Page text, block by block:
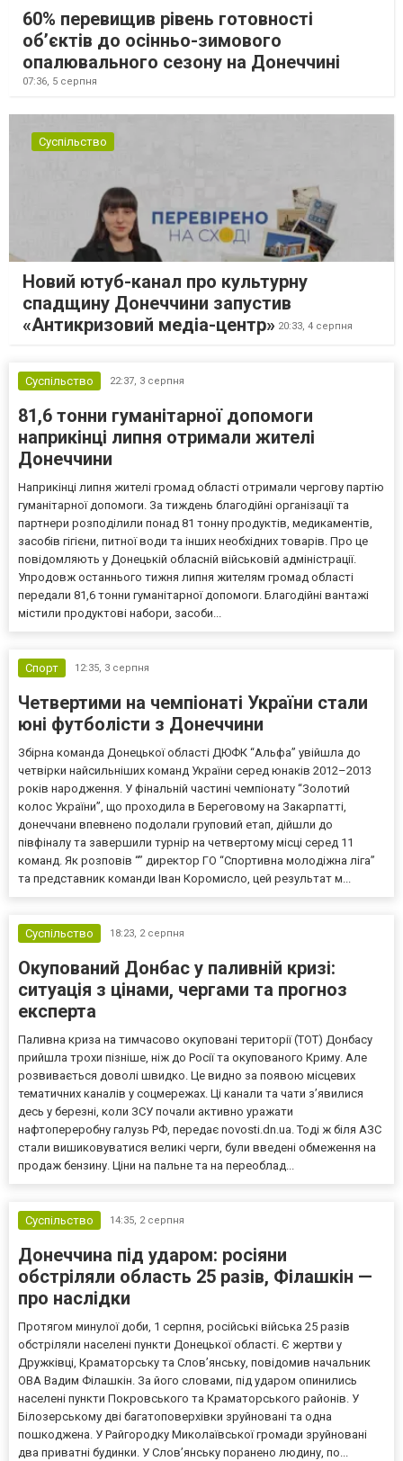
60% перевищив рівень готовності
об’єктів до осінньо-зимового
опалювального сезону на Донеччині
07:36, 5 серпня
Суспільство
Новий ютуб-канал про культурну
спадщину Донеччини запустив
«Антикризовий медіа-центр» 20:33, 4 серпня
Суспільство 22:37, 3 серпня
81,6 тонни гуманітарної допомоги
наприкінці липня отримали жителі
Донеччини
Наприкінці липня жителі громад області отримали чергову партію
гуманітарної допомоги. За тиждень благодійні організації та
партнери розподілили понад 81 тонну продуктів, медикаментів,
засобів гігієни, питної води та інших необхідних товарів. Про це
повідомляють у Донецькій обласній військовій адміністрації.
Упродовж останнього тижня липня жителям громад області
передали 81,6 тонни гуманітарної допомоги. Благодійні вантажі
містили продуктові набори, засоби...
Спорт 12:35, 3 серпня
Четвертими на чемпіонаті України стали
юні футболісти з Донеччини
Збірна команда Донецької області ДЮФК “Альфа” увійшла до
четвірки найсильніших команд України серед юнаків 2012–2013
років народження. У фінальній частині чемпіонату “Золотий
колос України”, що проходила в Береговому на Закарпатті,
донеччани впевнено подолали груповий етап, дійшли до
півфіналу та завершили турнір на четвертому місці серед 11
команд. Як розповів “” директор ГО “Спортивна молодіжна ліга”
та представник команди Іван Коромисло, цей результат м...
Суспільство 18:23, 2 серпня
Окупований Донбас у паливній кризі:
ситуація з цінами, чергами та прогноз
експерта
Паливна криза на тимчасово окуповані території (ТОТ) Донбасу
прийшла трохи пізніше, ніж до Росії та окупованого Криму. Але
розвивається доволі швидко. Це видно за появою місцевих
тематичних каналів у соцмережах. Ці канали та чати з’явилися
десь у березні, коли ЗСУ почали активно уражати
нафтопереробну галузь РФ, передає novosti.dn.ua. Тоді ж біля АЗС
стали вишиковуватися великі черги, були введені обмеження на
продаж бензину. Ціни на пальне та на переоблад...
Суспільство 14:35, 2 серпня
Донеччина під ударом: росіяни
обстріляли область 25 разів, Філашкін —
про наслідки
Протягом минулої доби, 1 серпня, російські війська 25 разів
обстріляли населені пункти Донецької області. Є жертви у
Дружківці, Краматорську та Слов’янську, повідомив начальник
ОВА Вадим Філашкін. За його словами, під ударом опинились
населені пункти Покровського та Краматорського районів. У
Білозерському дві багатоповерхівки зруйновані та одна
пошкоджена. У Райгородку Миколаївської громади зруйновані
два приватні будинки. У Слов’янську поранено людину, по...